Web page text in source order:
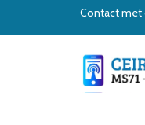
Contact met